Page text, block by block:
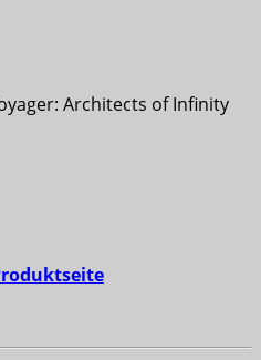
Architects of Infinity